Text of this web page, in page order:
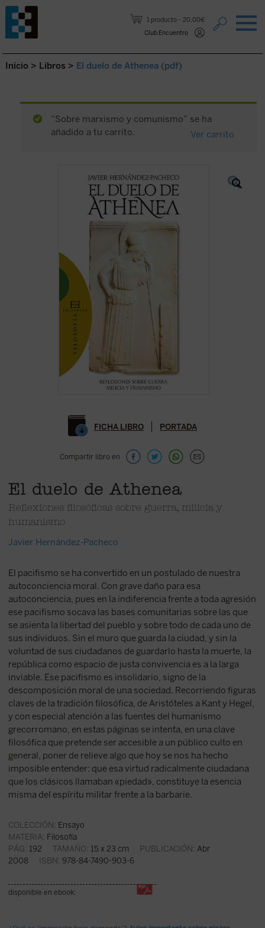
1 producto
20,00€
Club Encuentro
Saltar al contenido.
Inicio > Libros > El duelo de Athenea (pdf)
“Sobre marxismo y comunismo” se ha
añadido a tu carrito.
Ver carrito
FICHA LIBRO PORTADA
Compartir libro en
El duelo de Athenea
Reflexiones filosóficas sobre guerra, milicia y
humanismo
Javier Hernández-Pacheco
El pacifismo se ha convertido en un postulado de nuestra
autoconciencia moral. Con grave daño para esa
autoconciencia, pues en la indiferencia frente a toda agresión
ese pacifismo socava las bases comunitarias sobre las que
se asienta la libertad del pueblo y sobre todo de cada uno de
sus individuos. Sin el muro que guarda la ciudad, y sin la
voluntad de sus ciudadanos de guardarlo hasta la muerte, la
república como espacio de justa convivencia es a la larga
inviable. Ese pacifismo es insolidario, signo de la
descomposición moral de una sociedad. Recorriendo figuras
claves de la tradición filosófica, de Aristóteles a Kant y Hegel,
y con especial atención a las fuentes del humanismo
grecorromano, en estas páginas se intenta, en una clave
filosófica que pretende ser accesible a un público culto en
general, poner de relieve algo que hoy se nos ha hecho
imposible entender: que esa virtud radicalmente ciudadana
que los clásicos llamaban «piedad», constituye la esencia
misma del espíritu militar frente a la barbarie.
COLECCIÓN: Ensayo
MATERIA: Filosofía
PÁG: 192 TAMAÑO: 15 x 23 cm PUBLICACIÓN: Abr
2008 ISBN: 978-84-7490-903-6
disponible en ebook: